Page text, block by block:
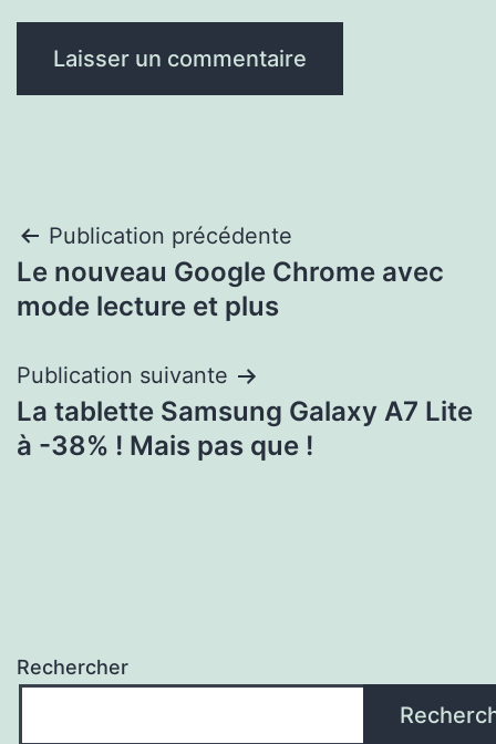
Navigation
de
Publication précédente
Le nouveau Google Chrome avec
mode lecture et plus
Publication suivante
La tablette Samsung Galaxy A7 Lite
à -38% ! Mais pas que !
Rechercher